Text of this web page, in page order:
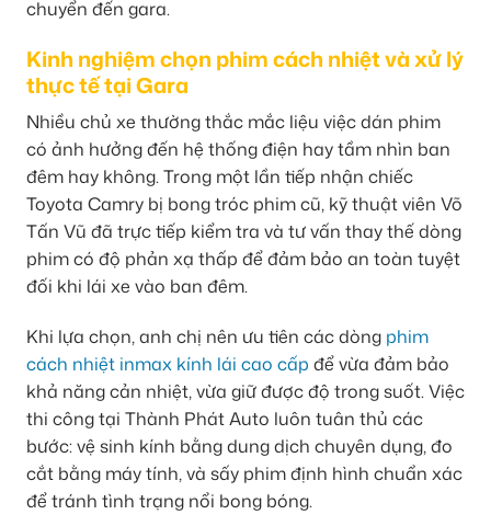
chuyển đến gara.
Kinh nghiệm chọn phim cách nhiệt và xử lý
thực tế tại Gara
Nhiều chủ xe thường thắc mắc liệu việc dán phim
có ảnh hưởng đến hệ thống điện hay tầm nhìn ban
đêm hay không. Trong một lần tiếp nhận chiếc
Toyota Camry bị bong tróc phim cũ, kỹ thuật viên Võ
Tấn Vũ đã trực tiếp kiểm tra và tư vấn thay thế dòng
phim có độ phản xạ thấp để đảm bảo an toàn tuyệt
đối khi lái xe vào ban đêm.
Khi lựa chọn, anh chị nên ưu tiên các dòng phim
cách nhiệt inmax kính lái cao cấp để vừa đảm bảo
khả năng cản nhiệt, vừa giữ được độ trong suốt. Việc
thi công tại Thành Phát Auto luôn tuân thủ các
bước: vệ sinh kính bằng dung dịch chuyên dụng, đo
cắt bằng máy tính, và sấy phim định hình chuẩn xác
để tránh tình trạng nổi bong bóng.